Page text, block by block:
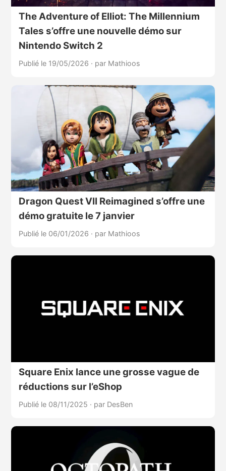
The Adventure of Elliot: The Millennium
Tales s’offre une nouvelle démo sur
Nintendo Switch 2
Publié le 19/05/2026 · par Mathioos
Dragon Quest VII Reimagined s’offre une
démo gratuite le 7 janvier
Publié le 06/01/2026 · par Mathioos
Square Enix lance une grosse vague de
réductions sur l’eShop
Publié le 08/11/2025 · par DesBen